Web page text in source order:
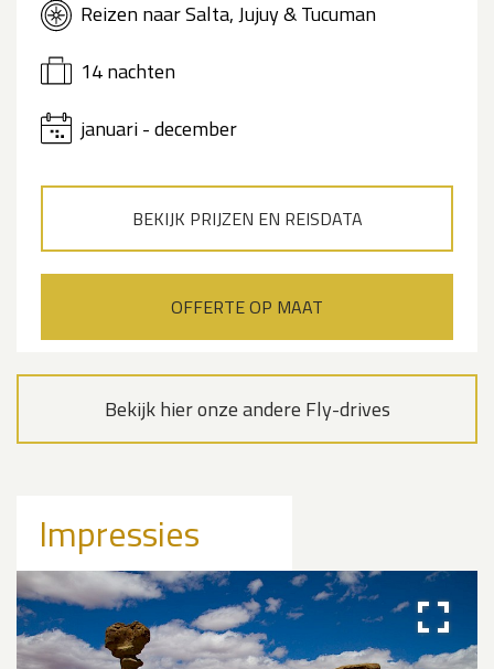
Reizen naar Salta, Jujuy & Tucuman
14 nachten
januari - december
BEKIJK PRIJZEN EN REISDATA
OFFERTE OP MAAT
Bekijk hier onze andere Fly-drives
Impressies